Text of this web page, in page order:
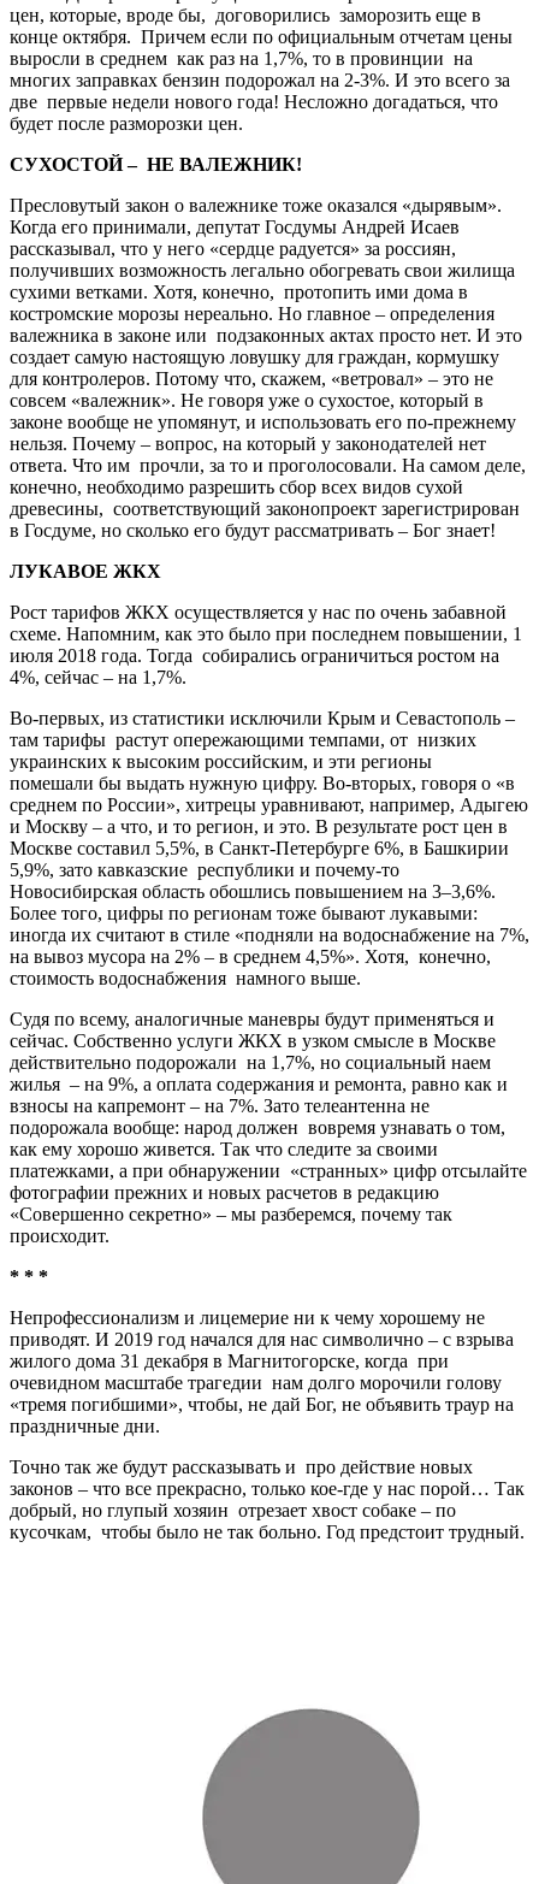
цен, которые, вроде бы, договорились заморозить еще в
конце октября. Причем если по официальным отчетам цены
выросли в среднем как раз на 1,7%, то в провинции на
многих заправках бензин подорожал на 2-3%. И это всего за
две первые недели нового года! Несложно догадаться, что
будет после разморозки цен.
СУХОСТОЙ – НЕ ВАЛЕЖНИК!
Пресловутый закон о валежнике тоже оказался «дырявым».
Когда его принимали, депутат Госдумы Андрей Исаев
рассказывал, что у него «сердце радуется» за россиян,
получивших возможность легально обогревать свои жилища
сухими ветками. Хотя, конечно, протопить ими дома в
костромские морозы нереально. Но главное – определения
валежника в законе или подзаконных актах просто нет. И это
создает самую настоящую ловушку для граждан, кормушку
для контролеров. Потому что, скажем, «ветровал» – это не
совсем «валежник». Не говоря уже о сухостое, который в
законе вообще не упомянут, и использовать его по-прежнему
нельзя. Почему – вопрос, на который у законодателей нет
ответа. Что им прочли, за то и проголосовали. На самом деле,
конечно, необходимо разрешить сбор всех видов сухой
древесины, соответствующий законопроект зарегистрирован
в Госдуме, но сколько его будут рассматривать – Бог знает!
ЛУКАВОЕ ЖКХ
Рост тарифов ЖКХ осуществляется у нас по очень забавной
схеме. Напомним, как это было при последнем повышении, 1
июля 2018 года. Тогда собирались ограничиться ростом на
4%, сейчас – на 1,7%.
Во-первых, из статистики исключили Крым и Севастополь –
там тарифы растут опережающими темпами, от низких
украинских к высоким российским, и эти регионы
помешали бы выдать нужную цифру. Во-вторых, говоря о «в
среднем по России», хитрецы уравнивают, например, Адыгею
и Москву – а что, и то регион, и это. В результате рост цен в
Москве составил 5,5%, в Санкт-Петербурге 6%, в Башкирии
5,9%, зато кавказские республики и почему-то
Новосибирская область обошлись повышением на 3–3,6%.
Более того, цифры по регионам тоже бывают лукавыми:
иногда их считают в стиле «подняли на водоснабжение на 7%,
на вывоз мусора на 2% – в среднем 4,5%». Хотя, конечно,
стоимость водоснабжения намного выше.
Судя по всему, аналогичные маневры будут применяться и
сейчас. Собственно услуги ЖКХ в узком смысле в Москве
действительно подорожали на 1,7%, но социальный наем
жилья – на 9%, а оплата содержания и ремонта, равно как и
взносы на капремонт – на 7%. Зато телеантенна не
подорожала вообще: народ должен вовремя узнавать о том,
как ему хорошо живется. Так что следите за своими
платежками, а при обнаружении «странных» цифр отсылайте
фотографии прежних и новых расчетов в редакцию
«Совершенно секретно» – мы разберемся, почему так
происходит.
* * *
Непрофессионализм и лицемерие ни к чему хорошему не
приводят. И 2019 год начался для нас символично – с взрыва
жилого дома 31 декабря в Магнитогорске, когда при
очевидном масштабе трагедии нам долго морочили голову
«тремя погибшими», чтобы, не дай Бог, не объявить траур на
праздничные дни.
Точно так же будут рассказывать и про действие новых
законов – что все прекрасно, только кое-где у нас порой… Так
добрый, но глупый хозяин отрезает хвост собаке – по
кусочкам, чтобы было не так больно. Год предстоит трудный.